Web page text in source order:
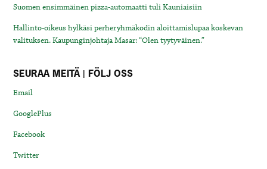
Suomen ensimmäinen pizza-automaatti tuli Kauniaisiin
Hallinto-oikeus hylkäsi perheryhmäkodin aloittamislupaa koskevan
valituksen. Kaupunginjohtaja Masar: “Olen tyytyväinen.”
SEURAA MEITÄ | FÖLJ OSS
Email
GooglePlus
Facebook
Twitter